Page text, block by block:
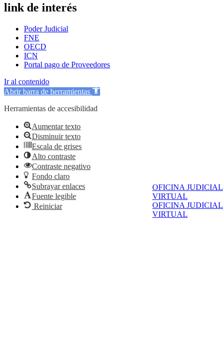
OFICINA JUDICIAL
VIRTUAL
OFICINA JUDICIAL
VIRTUAL
link de interés
Poder Judicial
FNE
OECD
ICN
Portal pago de Proveedores
Ir al contenido
Abrir barra de herramientas
Herramientas de accesibilidad
Aumentar texto
Disminuir texto
Escala de grises
Alto contraste
Contraste negativo
Fondo claro
Subrayar enlaces
Fuente legible
Reiniciar